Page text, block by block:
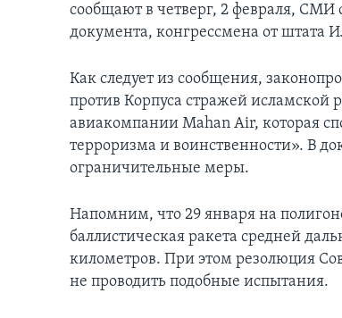
сообщают в четверг, 2 февраля, СМИ
документа, конгрессмена от штата
Как следует из сообщения,
против Корпуса стражей
авиакомпании Mahan Air, которая
терроризма и воинственности». В
ограничительные меры.
Напомним, что 29 января на
баллистическая ракета средней
километров. При этом резолюция
не проводить подобные испытания.